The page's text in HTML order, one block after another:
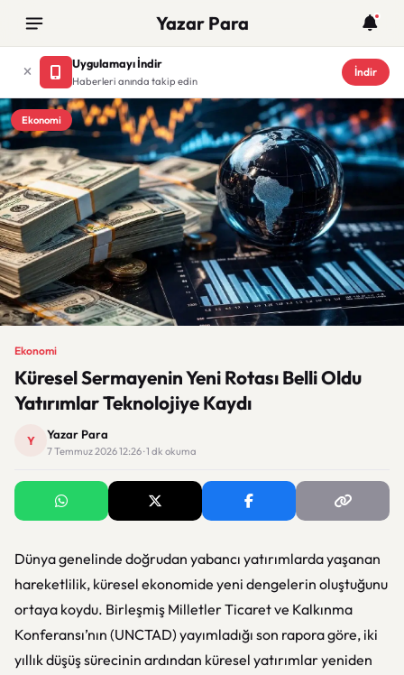
Yazar Para
Uygulamayı İndir
Haberleri anında takip edin
İndir
Ekonomi
Ekonomi
Küresel Sermayenin Yeni Rotası Belli Oldu
Yatırımlar Teknolojiye Kaydı
Y Yazar Para
7 Temmuz 2026 12:26 · 1 dk okuma
Dünya genelinde doğrudan yabancı yatırımlarda yaşanan
hareketlilik, küresel ekonomide yeni dengelerin oluştuğunu
ortaya koydu. Birleşmiş Milletler Ticaret ve Kalkınma
Konferansı’nın (UNCTAD) yayımladığı son rapora göre, iki
yıllık düşüş sürecinin ardından küresel yatırımlar yeniden